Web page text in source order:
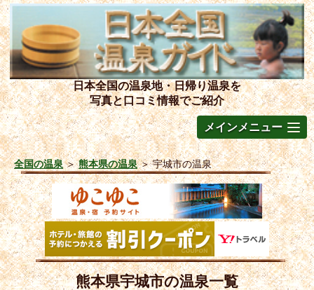
日本全国の温泉地・日帰り温泉を
写真と口コミ情報でご紹介
メインメニュー
全国の温泉＞熊本県の温泉＞宇城市の温泉
熊本県宇城市の温泉一覧